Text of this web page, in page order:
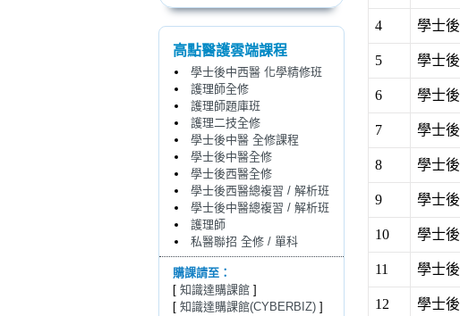
高點醫護雲端課程
學士後中西醫 化學精修班
護理師全修
護理師題庫班
護理二技全修
學士後中醫 全修課程
學士後中醫全修
學士後西醫全修
學士後西醫總複習 / 解析班
學士後中醫總複習 / 解析班
護理師
私醫聯招 全修 / 單科
購課請至：
[ 知識達購課館 ]
[ 知識達購課館(CYBERBIZ) ]
4 學士
5 學士
6 學士
7 學士
8 學士
9 學士
10 學士
11 學士
12 學士